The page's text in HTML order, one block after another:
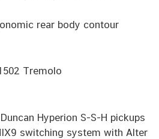
rear body contour
Tremolo
Hyperion S-S-H pickups
switching system with Alter